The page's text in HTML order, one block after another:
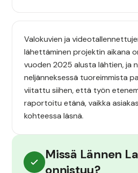
Valokuvien ja
lähettäminen projektin aikana
vuoden 2025 alusta lähtien, ja
neljänneksessä tuoreimmista
viitattu siihen, että työn
raportoitu etänä, vaikka
kohteessa läsnä.
Missä Lännen
onnistuu?